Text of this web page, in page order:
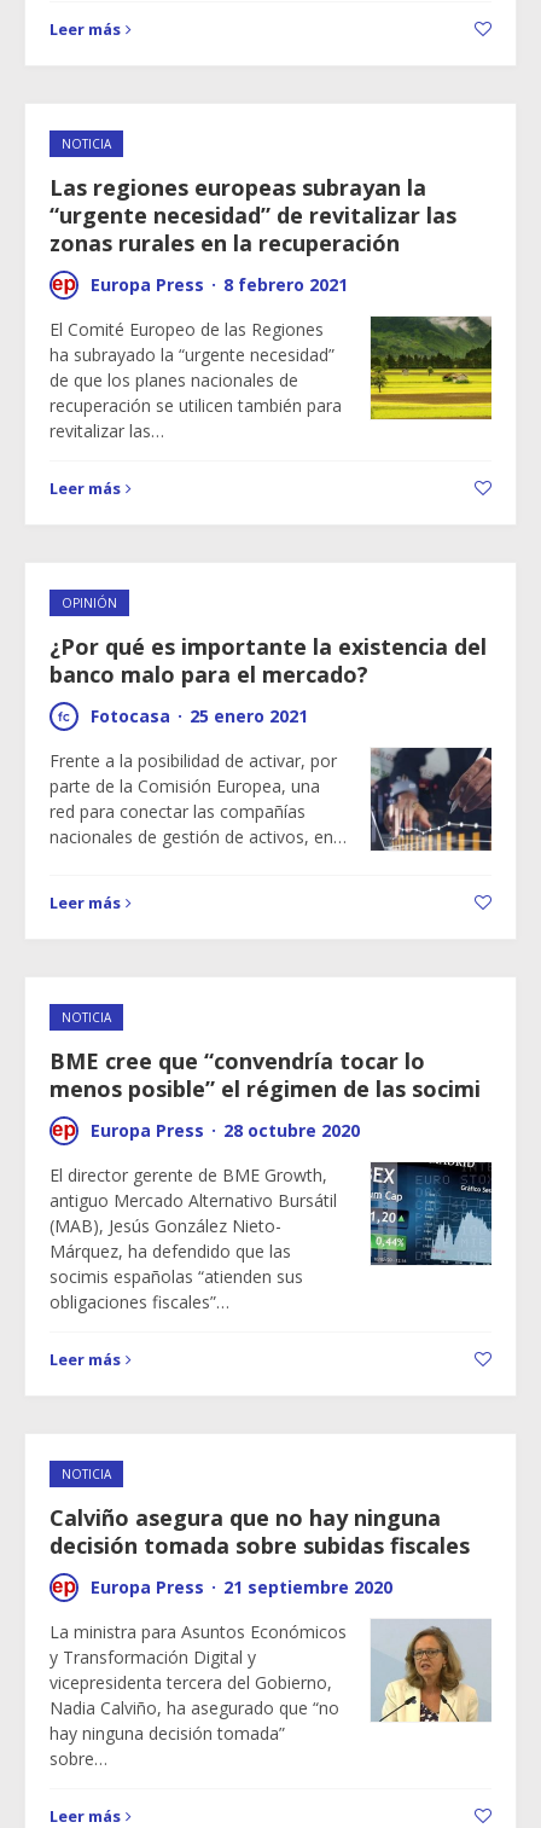
Leer más
NOTICIA
Las regiones europeas subrayan la
“urgente necesidad” de revitalizar las
zonas rurales en la recuperación
Europa Press · 8 febrero 2021
El Comité Europeo de las Regiones
ha subrayado la “urgente necesidad”
de que los planes nacionales de
recuperación se utilicen también para
revitalizar las…
Leer más
OPINIÓN
¿Por qué es importante la existencia del
banco malo para el mercado?
Fotocasa · 25 enero 2021
Frente a la posibilidad de activar, por
parte de la Comisión Europea, una
red para conectar las compañías
nacionales de gestión de activos, en…
Leer más
NOTICIA
BME cree que “convendría tocar lo
menos posible” el régimen de las socimi
Europa Press · 28 octubre 2020
El director gerente de BME Growth,
antiguo Mercado Alternativo Bursátil
(MAB), Jesús González Nieto-
Márquez, ha defendido que las
socimis españolas “atienden sus
obligaciones fiscales”…
Leer más
NOTICIA
Calviño asegura que no hay ninguna
decisión tomada sobre subidas fiscales
Europa Press · 21 septiembre 2020
La ministra para Asuntos Económicos
y Transformación Digital y
vicepresidenta tercera del Gobierno,
Nadia Calviño, ha asegurado que “no
hay ninguna decisión tomada”
sobre…
Leer más